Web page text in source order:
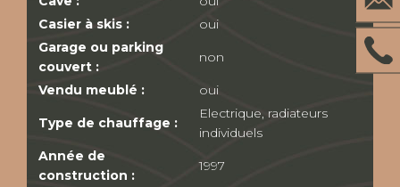
Casier à skis :
oui
Garage ou parking
couvert :
non
Vendu meublé : oui
Type de chauffage :
Electrique, radiateurs
individuels
Année de
construction :
1997